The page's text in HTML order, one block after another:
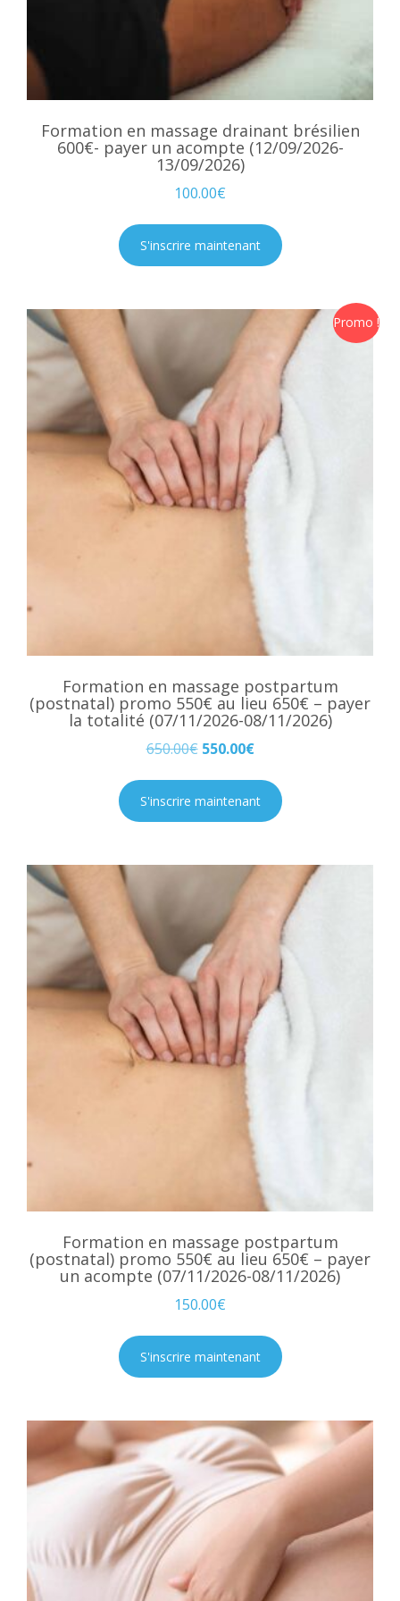
Formation en massage drainant brésilien
600€- payer un acompte (12/09/2026-
13/09/2026)
100.00€
S'inscrire maintenant
Promo !
Formation en massage postpartum
(postnatal) promo 550€ au lieu 650€ – payer
la totalité (07/11/2026-08/11/2026)
650.00€ 550.00€
S'inscrire maintenant
Formation en massage postpartum
(postnatal) promo 550€ au lieu 650€ – payer
un acompte (07/11/2026-08/11/2026)
150.00€
S'inscrire maintenant